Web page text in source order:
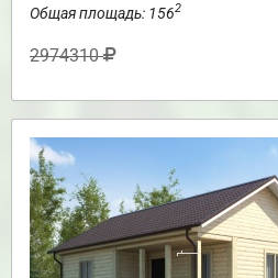
Общая площадь: 1562
2974310